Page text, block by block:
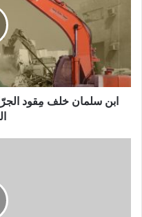
ابن سلمان خلف مِقود